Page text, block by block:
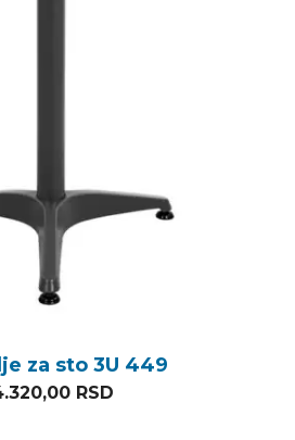
za sto 3U 449
RSD